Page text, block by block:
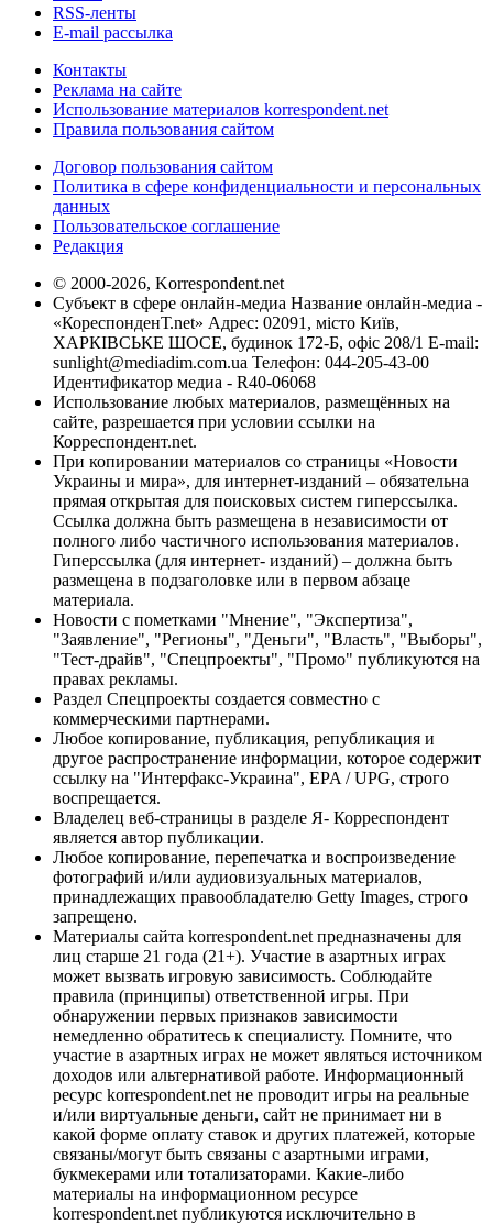
RSS-ленты
E-mail рассылка
Контакты
Реклама на сайте
Использование материалов korrespondent.net
Правила пользования сайтом
Договор пользования сайтом
Политика в сфере конфиденциальности и персональных
данных
Пользовательское соглашение
Редакция
© 2000-2026, Korrespondent.net
Субъект в сфере онлайн-медиа Название онлайн-медиа -
«КореспонденТ.net» Адрес: 02091, місто Київ,
ХАРКІВСЬКЕ ШОСЕ, будинок 172-Б, офіс 208/1 E-mail:
sunlight@mediadim.com.ua Телефон: 044-205-43-00
Идентификатор медиа - R40-06068
Использование любых материалов, размещённых на
сайте, разрешается при условии ссылки на
Корреспондент.net.
При копировании материалов со страницы «Новости
Украины и мира», для интернет-изданий – обязательна
прямая открытая для поисковых систем гиперссылка.
Ссылка должна быть размещена в независимости от
полного либо частичного использования материалов.
Гиперссылка (для интернет- изданий) – должна быть
размещена в подзаголовке или в первом абзаце
материала.
Новости с пометками "Мнение", "Экспертиза",
"Заявление", "Регионы", "Деньги", "Власть", "Выборы",
"Тест-драйв", "Спецпроекты", "Промо" публикуются на
правах рекламы.
Раздел Спецпроекты создается совместно с
коммерческими партнерами.
Любое копирование, публикация, републикация и
другое распространение информации, которое содержит
ссылку на "Интерфакс-Украина", EPA / UPG, строго
воспрещается.
Владелец веб-страницы в разделе Я- Корреспондент
является автор публикации.
Любое копирование, перепечатка и воспроизведение
фотографий и/или аудиовизуальных материалов,
принадлежащих правообладателю Getty Images, строго
запрещено.
Материалы сайта korrespondent.net предназначены для
лиц старше 21 года (21+). Участие в азартных играх
может вызвать игровую зависимость. Соблюдайте
правила (принципы) ответственной игры. При
обнаружении первых признаков зависимости
немедленно обратитесь к специалисту. Помните, что
участие в азартных играх не может являться источником
доходов или альтернативой работе. Информационный
ресурс korrespondent.net не проводит игры на реальные
и/или виртуальные деньги, сайт не принимает ни в
какой форме оплату ставок и других платежей, которые
связаны/могут быть связаны с азартными играми,
букмекерами или тотализаторами. Какие-либо
материалы на информационном ресурсе
korrespondent.net публикуются исключительно в